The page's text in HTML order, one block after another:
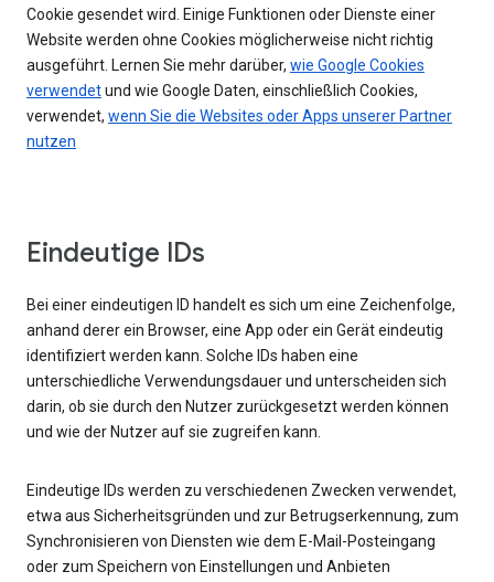
Cookie gesendet wird. Einige Funktionen oder Dienste einer
Website werden ohne Cookies möglicherweise nicht richtig
ausgeführt. Lernen Sie mehr darüber, wie Google Cookies
verwendetund wie Google Daten, einschließlich Cookies,
verwendet, wenn Sie die Websites oder Apps unserer Partner
nutzen
Eindeutige IDs
Bei einer eindeutigen ID handelt es sich um eine Zeichenfolge,
anhand derer ein Browser, eine App oder ein Gerät eindeutig
identifiziert werden kann. Solche IDs haben eine
unterschiedliche Verwendungsdauer und unterscheiden sich
darin, ob sie durch den Nutzer zurückgesetzt werden können
und wie der Nutzer auf sie zugreifen kann.
Eindeutige IDs werden zu verschiedenen Zwecken verwendet,
etwa aus Sicherheitsgründen und zur Betrugserkennung, zum
Synchronisieren von Diensten wie dem E-Mail-Posteingang
oder zum Speichern von Einstellungen und Anbieten